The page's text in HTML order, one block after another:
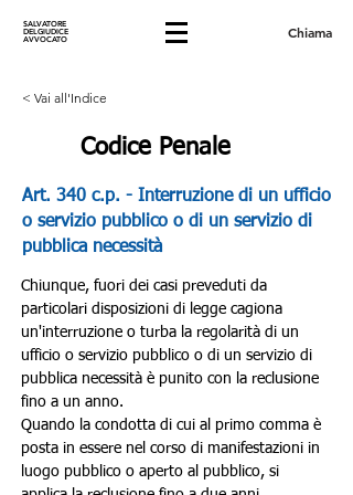
SALVATORE
DELGIUDICE
AVVOCATO Chiama
< Vai all'Indice
Codice Penale
Art. 340 c.p. - Interruzione di un ufficio
o servizio pubblico o di un servizio di
pubblica necessità
Chiunque, fuori dei casi preveduti da
particolari disposizioni di legge cagiona
un'interruzione o turba la regolarità di un
ufficio o servizio pubblico o di un servizio di
pubblica necessità è punito con la reclusione
fino a un anno.
Quando la condotta di cui al primo comma è
posta in essere nel corso di manifestazioni in
luogo pubblico o aperto al pubblico, si